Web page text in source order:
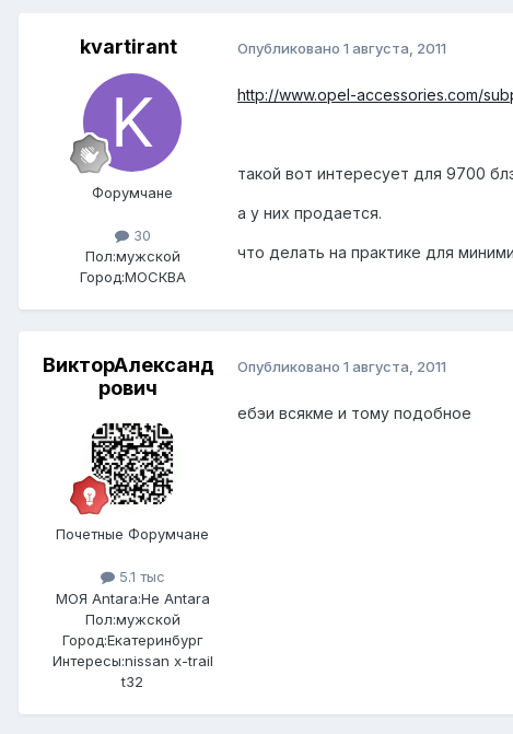
kvartirant
Форумчане
30
Пол:мужской
Город:МОСКВА
Опубликовано 1 августа, 2011
http://www.opel-accessories.com/
такой вот интересует для 9700
а у них продается.
что делать на практике для
ВикторАлександ
рович
Почетные Форумчане
5.1 тыс
МОЯ Antara:Не Antara
Пол:мужской
Город:Екатеринбург
Интересы:nissan x-trail
t32
Опубликовано 1 августа, 2011
ебэи всякме и тому подобное